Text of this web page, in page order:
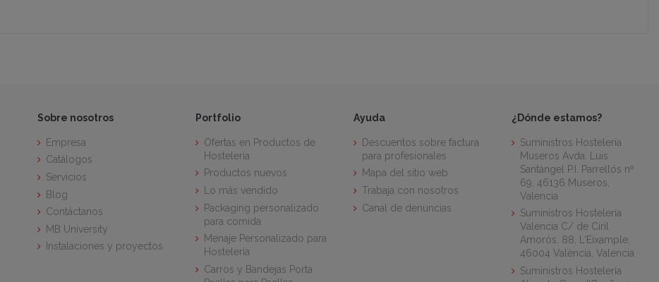
Sobre nosotros
Empresa
Catálogos
Servicios
Blog
Contáctanos
MB University
Instalaciones y proyectos
Portfolio
Ofertas en Productos de
Hostelería
Productos nuevos
Lo más vendido
Packaging personalizado
para comida
Menaje Personalizado para
Hostelería
Carros y Bandejas Porta
Ayuda
Descuentos sobre factura
para profesionales
Mapa del sitio web
Trabaja con nosotros
Canal de denuncias
¿Dónde estamos?
Suministros Hostelería
Museros Avda. Luis
Santángel P.I. Parrellós nº
69, 46136 Museros,
Valencia
Suministros Hostelería
Valencia C/ de Ciril
Amorós, 88, L'Eixample,
46004 València, Valencia
Suministros Hostelería